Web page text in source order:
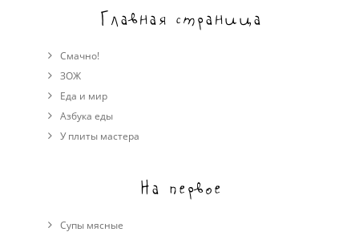
Главная страница
Смачно!
ЗОЖ
Еда и мир
Азбука еды
У плиты мастера
На первое
Супы мясные